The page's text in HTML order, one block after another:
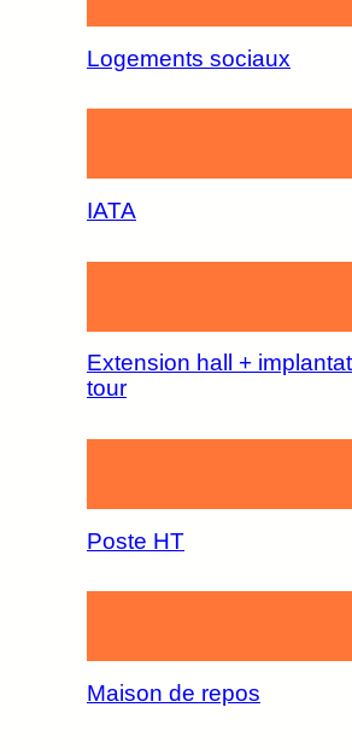
Logements sociaux
IATA
Extension hall +
tour
Poste HT
Maison de repos